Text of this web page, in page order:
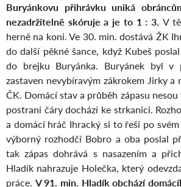
Buryánkovu přihrávku uniká
nezadržitelně skóruje a je to 1 : 3. V
herně na koni. Ve 30. min. dostává ŽK
do další pěkné šance, když Kubeš
do brejku Buryánka. Buryánek byl v
zastaven nevybíravým zákrokem Jirky a
ČK. Domácí stav a průběh zápasu
postraní čáry dochází ke strkanici.
a domácí hráč Ihracký si to řeší po
výborný rozhodčí Bobro a oba poslal
tak zápas dohrává s nasazením a
Hladík nahrazuje Holečka, který
práce. V 91. min. Hladík obchází